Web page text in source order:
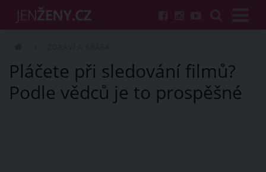
Pláčete při sledování filmů?
Podle vědců je to prospěšné